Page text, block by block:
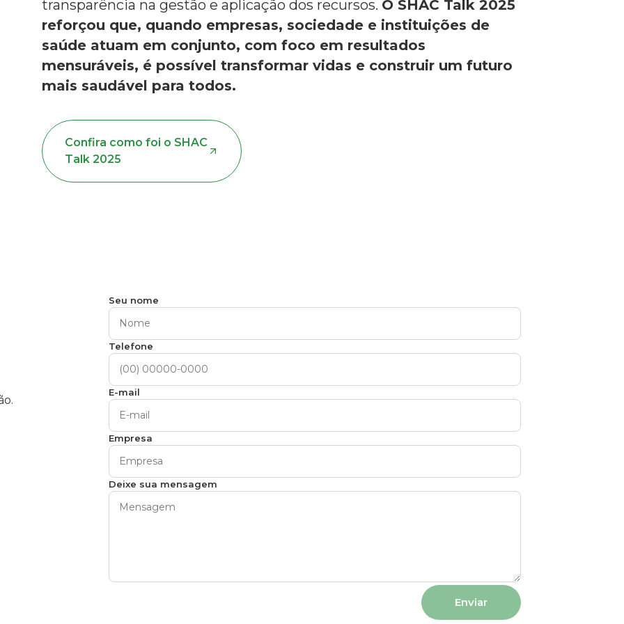
transparência na gestão e aplicação dos recursos. O SHAC Talk 2025
reforçou que, quando empresas, sociedade e instituições de
saúde atuam em conjunto, com foco em resultados
mensuráveis, é possível transformar vidas e construir um futuro
mais saudável para todos.
Confira como foi o SHAC
Talk 2025
Seu nome
Telefone
E-mail
Empresa
Deixe sua mensagem
Enviar